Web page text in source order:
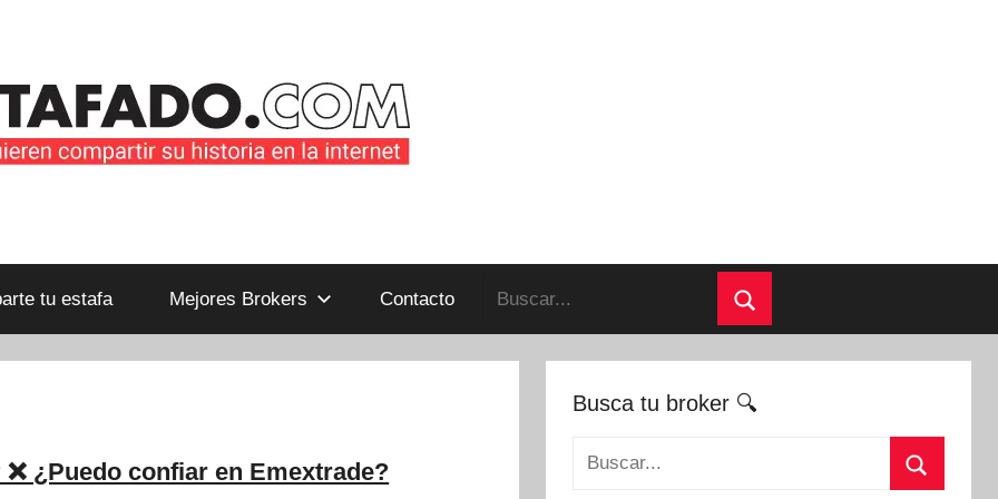
tu estafa Mejores Brokers Contacto
Buscar:
Buscar
¿Puedo confiar en Emextrade?
Busca tu broker 🔍
Buscar: